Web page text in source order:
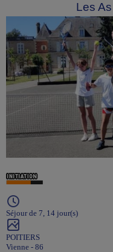
Les
Séjour de 7, 14 jour(s)
POITIERS
Vienne - 86